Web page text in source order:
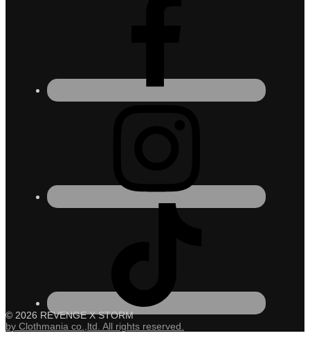
© 2026 REVENGE X STORM
by Clothmania co.,ltd. All rights reserved.